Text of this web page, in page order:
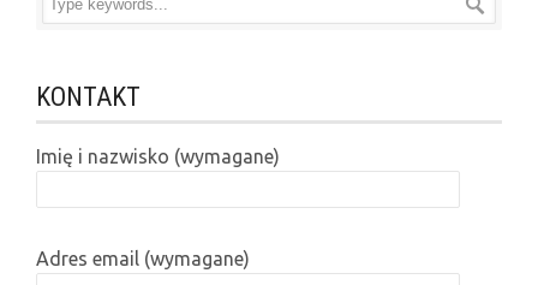
KONTAKT
Imię i nazwisko (wymagane)
Adres email (wymagane)